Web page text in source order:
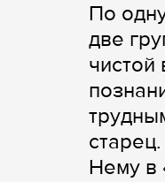
По
две
чистой
Нему в